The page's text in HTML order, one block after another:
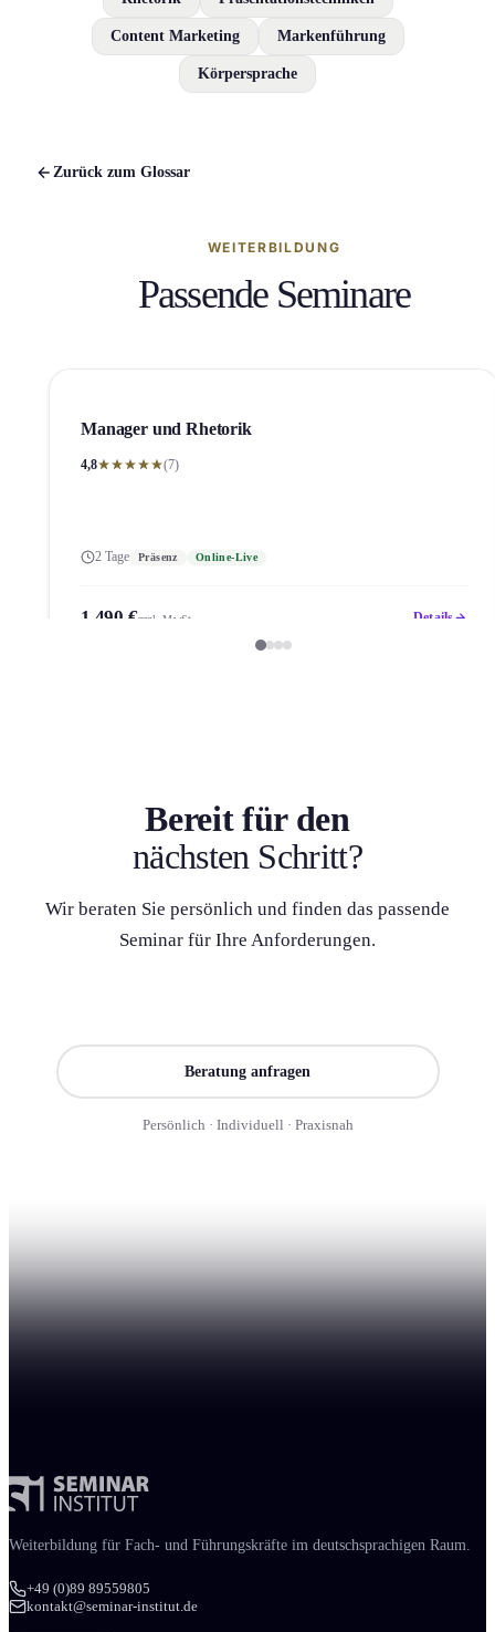
Content Marketing Markenführung
Körpersprache
Zurück zum Glossar
WEITERBILDUNG
Passende Seminare
Manager und Rhetorik
4,8 (7)
2 Tage Präsenz Online-Live
1.490 €zzgl. MwSt. Details
Bereit für den
nächsten Schritt?
Wir beraten Sie persönlich und finden das passende
Seminar für Ihre Anforderung­en.
Beratung anfragen
Persönlich · Individuell · Praxisnah
Weiter­bildung für Fach- und Führungs­kräfte im deutschsprachigen Raum.
+49 (0)89 89559805
kontakt@seminar-institut.de